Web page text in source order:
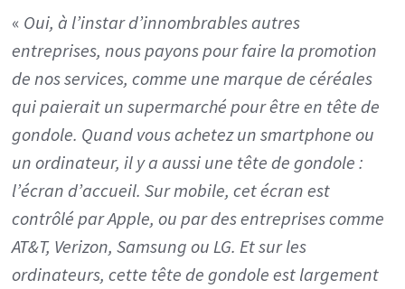
« Oui, à l’instar d’innombrables autres
entreprises, nous payons pour faire la promotion
de nos services, comme une marque de céréales
qui paierait un supermarché pour être en tête de
gondole. Quand vous achetez un smartphone ou
un ordinateur, il y a aussi une tête de gondole :
l’écran d’accueil. Sur mobile, cet écran est
contrôlé par Apple, ou par des entreprises comme
AT&T, Verizon, Samsung ou LG. Et sur les
ordinateurs, cette tête de gondole est largement